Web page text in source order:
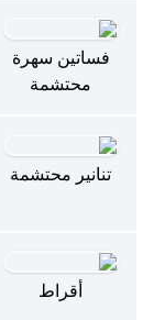
فساتين سهرة
محتشمة
تنانير محتشمة
أقراط